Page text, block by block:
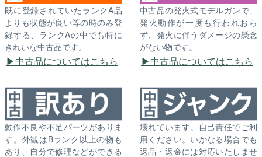
既に登録されていたランクA品
よりも状態が良い等の時のみ登
録する、ランクAの中でも特に
きれいな中古品です。
中古品についてはこちら
中古品の発火式モデルガンで、
発火動作が一度も行われおら
ず、発火に伴うダメージの懸念
がない物です。
中古品についてはこちら
動作不良や不足パーツがありま
す。外観はBランク以上の物も
あり、自分で修理などができる
壊れています。自己責任でご利
用ください。いかなる場合でも
返品・返金には対応いたしませ